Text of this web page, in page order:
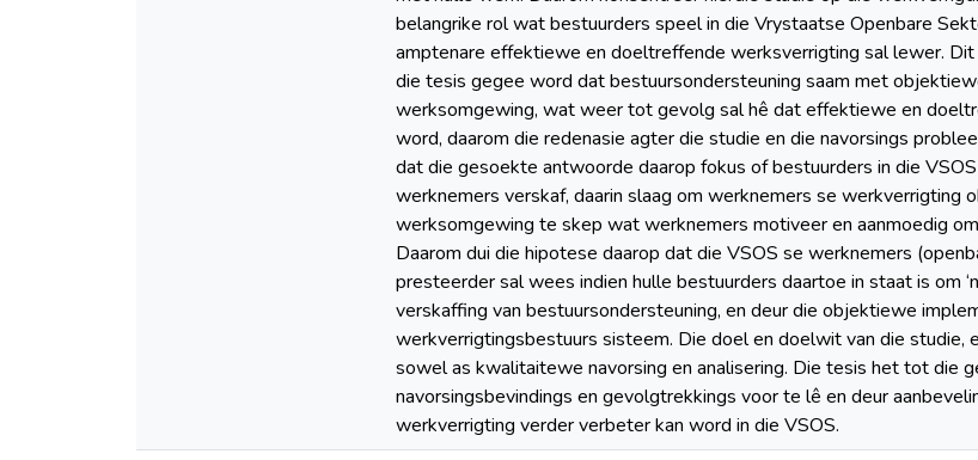
belangrike rol wat bestuurders speel in die Vrystaatse Openbare
amptenare effektiewe en doeltreffende werksverrigting sal lewer.
die tesis gegee word dat bestuursondersteuning saam met
werksomgewing, wat weer tot gevolg sal hê dat effektiewe en
word, daarom die redenasie agter die studie en die navorsings
dat die gesoekte antwoorde daarop fokus of bestuurders in die
werknemers verskaf, daarin slaag om werknemers se werkverrigting
werksomgewing te skep wat werknemers motiveer en aanmoedig
Daarom dui die hipotese daarop dat die VSOS se werknemers
presteerder sal wees indien hulle bestuurders daartoe in staat is om
verskaffing van bestuursondersteuning, en deur die objektiewe
werkverrigtingsbestuurs sisteem. Die doel en doelwit van die studie,
sowel as kwalitaitewe navorsing en analisering. Die tesis het tot die
navorsingsbevindings en gevolgtrekkings voor te lê en deur
werkverrigting verder verbeter kan word in die VSOS.